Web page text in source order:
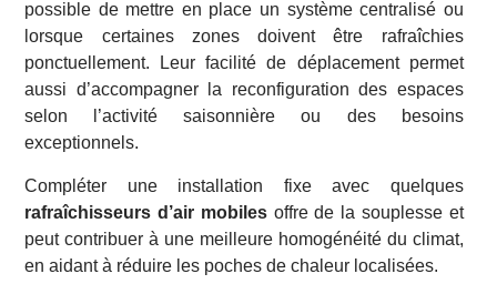
possible de mettre en place un système centralisé ou
lorsque certaines zones doivent être rafraîchies
ponctuellement. Leur facilité de déplacement permet
aussi d’accompagner la reconfiguration des espaces
selon l’activité saisonnière ou des besoins
exceptionnels.
Compléter une installation fixe avec quelques
rafraîchisseurs d’air mobilesoffre de la souplesse et
peut contribuer à une meilleure homogénéité du climat,
en aidant à réduire les poches de chaleur localisées.